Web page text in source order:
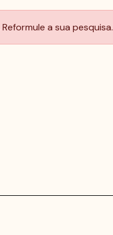
a sua pesquisa.